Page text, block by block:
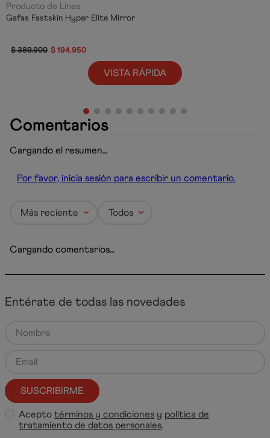
Producto de Línea
Gafas Fastskin Hyper Elite Mirror
$389.900 $ 194.950
VISTA RÁPIDA
Comentarios
Cargando el resumen…
Por favor, inicia sesión para escribir un comentario.
Más reciente Todos
Cargando comentarios…
Entérate de todas las novedades
SUSCRIBIRME
Aceptotérminos y condiciones y política de
tratamiento de datos personales.